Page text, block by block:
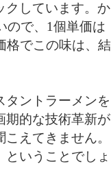
クしています。か
ので、1個単価は
格でこの味は、結
ントラーメンを
期的な技術革新が
えてきません。
いうことでしょ